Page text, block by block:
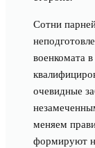
Сотни
военкомата
очевидные
меняем
формируют